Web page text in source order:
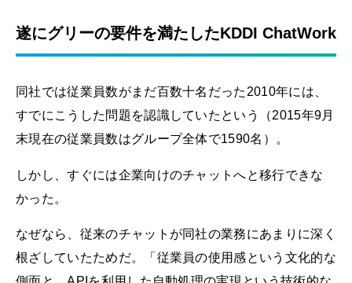
遂にグリーの要件を満たしたKDDI ChatWork
同社では従業員数がまだ百数十名だった2010年には、
すでにこうした問題を認識していたという（2015年9月
末現在の従業員数はグループ全体で1590名）。
しかし、すぐには企業向けのチャットへと移行できな
かった。
なぜなら、従来のチャットが同社の業務にあまりに深く
根ざしていたためだ。「従業員の使用感という文化的な